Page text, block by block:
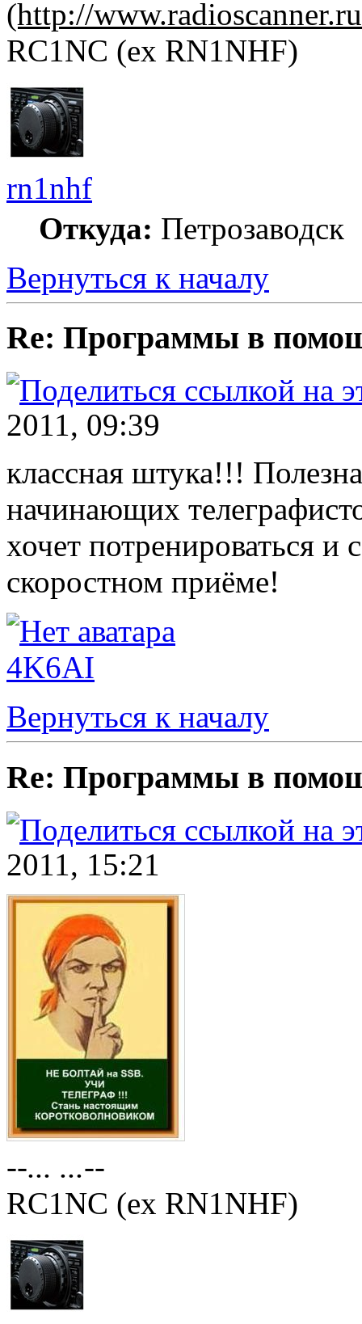
(http://
RC1NC (ex RN1NHF)
rn1nhf
Откуда: Петрозаводск
Вернуться к началу
Re: Программы в
2011, 09:39
классная штука!!!
начинающих
хочет потренироваться и
скоростном приёме!
4K6AI
Вернуться к началу
Re: Программы в
2011, 15:21
--... ...--
RC1NC (ex RN1NHF)